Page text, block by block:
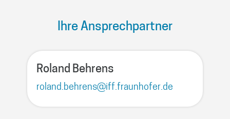
Ihre Ansprechpartner
Roland Behrens
roland.behrens@iff.fraunhofer.de